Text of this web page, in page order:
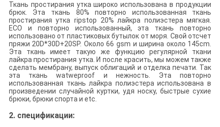
Ткань простирания утка широко использована в продукции
брюк. Эта ткань 80% повторно использованная ткань
простирания утка ripstop 20% лайкра полиэстера мягкая.
ECO и повторно использованный, эта ткань повторно
использовано от пластиковых бутылок от моря. Свой отсчет
пряжи 20D*30D+20SP. Около 66 gsm и ширина около 145cm.
Эта ткань имеет такую же функцию регулярной ткани
лайкра простирания утка. И после красить, мы можем также
сделать мембрану, выпуск облигаций и отделка печати. Так
эта ткань watweproof и нежность. Эта повторно
использованная ткань лайкра полиэстера использована в
произведении случайной куртки, удя носку, быстрые сухие
брюки, брюки спортаи etc.
2.спецификации: